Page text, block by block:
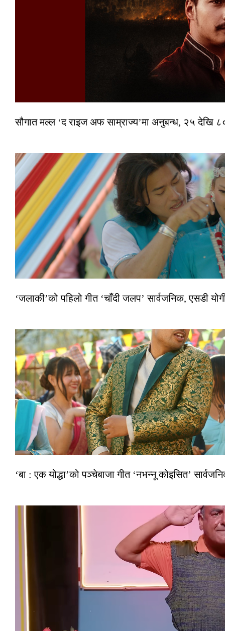
सौगात मल्ल ‘द राइज अफ साम्राज्य’मा अनुबन्ध, २५ देखि
‘जलाकी’को पहिलो गीत ‘चाँदी जलप’ सार्वजनिक, एसडी
‘बा : एक योद्धा’को पञ्चेबाजा गीत ‘नभन्नू कोइसित’